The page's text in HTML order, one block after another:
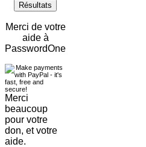
Résultats
Merci de votre
aide à
PasswordOne
Merci
beaucoup
pour votre
don, et votre
aide.